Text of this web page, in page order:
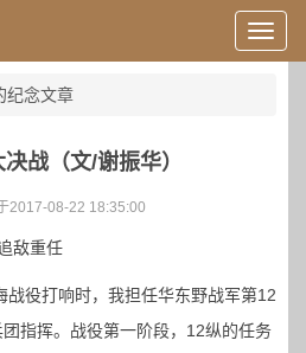
用
户
纪念文章
战（文/谢振华）
2017-08-22 18:35:00
敌重任
战役打响时，我担任华东野战军第12
指挥。战役第一阶段，12纵的任务